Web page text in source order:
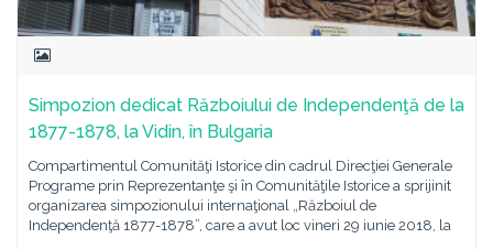
Simpozion dedicat Războiului de Independenţă de la
1877-1878, la Vidin, în Bulgaria
Compartimentul Comunităţi Istorice din cadrul Direcţiei Generale
Programe prin Reprezentanţe şi în Comunităţile Istorice a sprijinit
organizarea simpozionului internaţional „Războiul de
Independenţă 1877-1878”, care a avut loc vineri 29 iunie 2018, la